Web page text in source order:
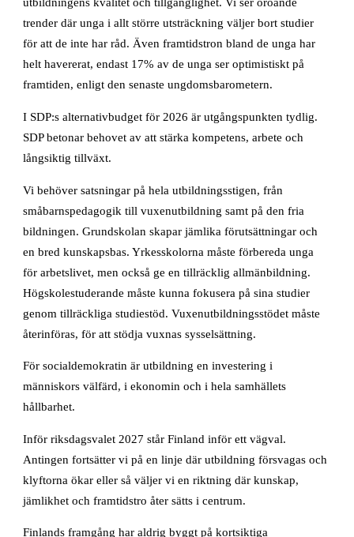
utbildningens kvalitet och tillgänglighet. Vi ser oroande
trender där unga i allt större utsträckning väljer bort studier
för att de inte har råd. Även framtidstron bland de unga har
helt havererat, endast 17% av de unga ser optimistiskt på
framtiden, enligt den senaste ungdomsbarometern.
I SDP:s alternativbudget för 2026 är utgångspunkten tydlig.
SDP betonar behovet av att stärka kompetens, arbete och
långsiktig tillväxt.
Vi behöver satsningar på hela utbildningsstigen, från
småbarnspedagogik till vuxenutbildning samt på den fria
bildningen. Grundskolan skapar jämlika förutsättningar och
en bred kunskapsbas. Yrkesskolorna måste förbereda unga
för arbetslivet, men också ge en tillräcklig allmänbildning.
Högskolestuderande måste kunna fokusera på sina studier
genom tillräckliga studiestöd. Vuxenutbildningsstödet måste
återinföras, för att stödja vuxnas sysselsättning.
För socialdemokratin är utbildning en investering i
människors välfärd, i ekonomin och i hela samhällets
hållbarhet.
Inför riksdagsvalet 2027 står Finland inför ett vägval.
Antingen fortsätter vi på en linje där utbildning försvagas och
klyftorna ökar eller så väljer vi en riktning där kunskap,
jämlikhet och framtidstro åter sätts i centrum.
Finlands framgång har aldrig byggt på kortsiktiga